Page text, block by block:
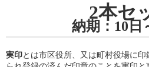
2本セ
納期：10日
実印とは市区役所、又は町村役場に